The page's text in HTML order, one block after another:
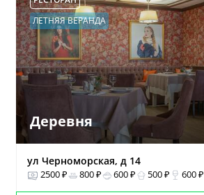
ЛЕТНЯЯ ВЕРАНДА
Деревня
ул Черноморская, д 14
2500 ₽ 800 ₽ 600 ₽ 500 ₽ 600 ₽